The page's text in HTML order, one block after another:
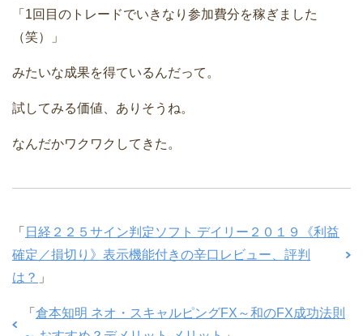
「1回目のトレードでいきなり参加費分を稼ぎました
（笑）」
みたいな成果を得ているんだって。
試してみる価値、ありそうね。
なんだかワクワクしてきた。
「 日経２２５サイン判定ソフト デイリー２０１９《利益
確定／損切り》表示機能付きの辛口レビュー、評判
は？ 」
「 倉本知明 ネオ・スキャルピングFX～和のFX成功法則